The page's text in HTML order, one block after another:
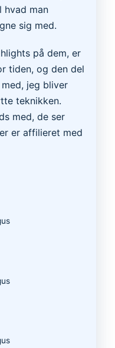
hvad man
sig med.
på dem, er
tiden, og den del
jeg bliver
teknikken.
med, de ser
er affilieret med